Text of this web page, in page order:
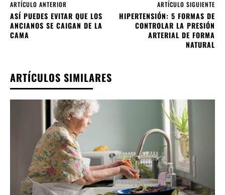
ARTÍCULO ANTERIOR
ASÍ PUEDES EVITAR QUE LOS
ANCIANOS SE CAIGAN DE LA
CAMA
ARTÍCULO SIGUIENTE
HIPERTENSIÓN: 5 FORMAS DE
CONTROLAR LA PRESIÓN
ARTERIAL DE FORMA
NATURAL
ARTÍCULOS SIMILARES